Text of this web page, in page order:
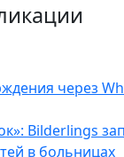
через
Bilderlings
в больницах